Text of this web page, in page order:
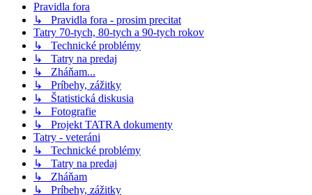
Pravidla fora
↳ Pravidla fora - prosim precitat
Tatry 70-tych, 80-tych a 90-tych rokov
↳ Technické problémy
↳ Tatry na predaj
↳ Zháňam...
↳ Príbehy, zážitky
↳ Štatistická diskusia
↳ Fotografie
↳ Projekt TATRA dokumenty
Tatry - veteráni
↳ Technické problémy
↳ Tatry na predaj
↳ Zháňam
↳ Príbehy, zážitky